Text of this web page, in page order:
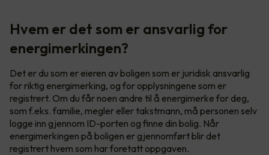
Hvem er det som er ansvarlig for
energimerkingen?
Det er du som er eieren av boligen som er juridisk ansvarlig
for riktig energimerking, og for opplysningene som er
registrert. Om du får noen andre til å energimerke for deg,
som f.eks. familie, megler eller takstmann, må personen selv
logge inn gjennom ID-porten og finne din bolig. Når
energimerkingen på boligen er gjennomført blir det
registrert hvem som har foretatt oppgaven.